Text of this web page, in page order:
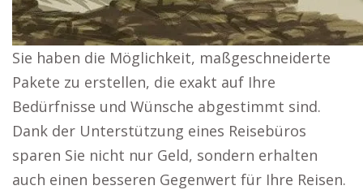
Sie haben die Möglichkeit, maßgeschneiderte
Pakete zu erstellen, die exakt auf Ihre
Bedürfnisse und Wünsche abgestimmt sind.
Dank der Unterstützung eines Reisebüros
sparen Sie nicht nur Geld, sondern erhalten
auch einen besseren Gegenwert für Ihre Reisen.